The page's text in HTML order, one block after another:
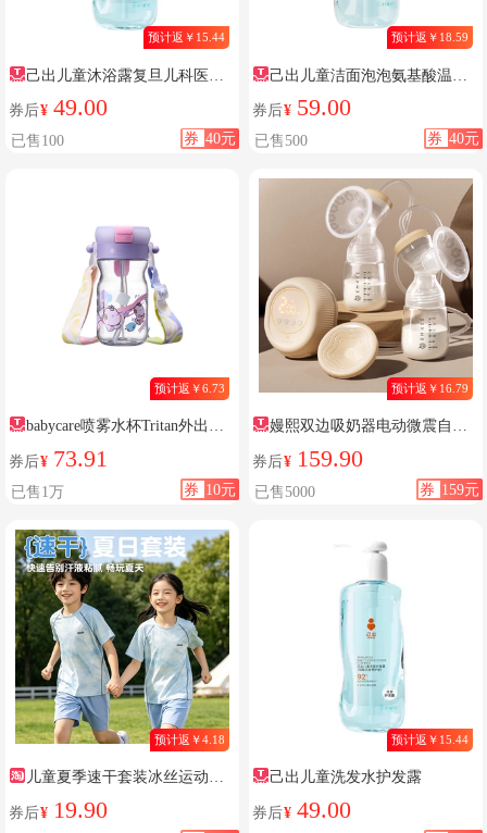
预计返￥15.44
己出儿童沐浴露复旦儿科医研
共创
券后¥ 49.00
券 40元
已售100
预计返￥18.59
己出儿童洁面泡泡氨基酸温和
清洁
券后¥ 59.00
券 40元
已售500
预计返￥6.73
babycare喷雾水杯Tritan外出水
壶
券后¥ 73.91
券 10元
已售1万
预计返￥16.79
嫚熙双边吸奶器电动微震自动
按摩
券后¥ 159.90
券 159元
已售5000
预计返￥4.18
儿童夏季速干套装冰丝运动服
短袖短裤男女童大童青少年两件
券后¥ 19.90
预计返￥15.44
己出儿童洗发水护发露
券后¥ 49.00